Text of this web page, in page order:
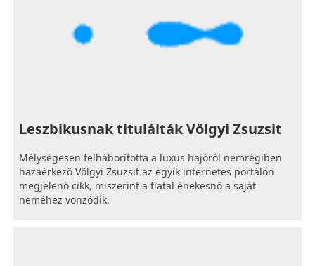
Leszbikusnak titulálták Völgyi Zsuzsit
Mélységesen felháborította a luxus hajóról nemrégiben
hazaérkező Völgyi Zsuzsit az egyik internetes portálon
megjelenő cikk, miszerint a fiatal énekesnő a saját
neméhez vonzódik.